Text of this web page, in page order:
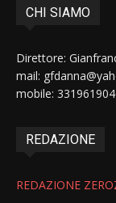
CHI SIAMO
Direttore:
mail:
mobile:
REDAZIONE
REDAZIONE